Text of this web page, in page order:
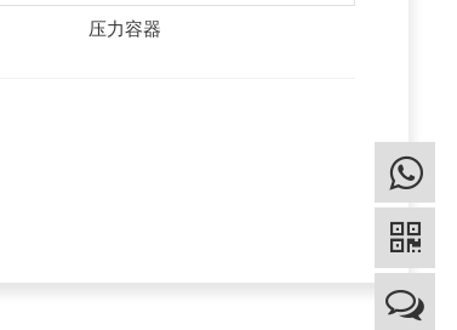
压力容器